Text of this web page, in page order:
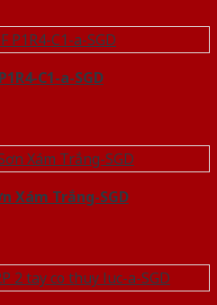
C1-a-SGD
Xám Trắng-SGD